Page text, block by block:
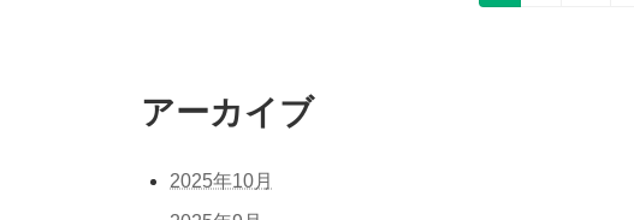
ペ
ー
定
アーカイブ
2025年10月